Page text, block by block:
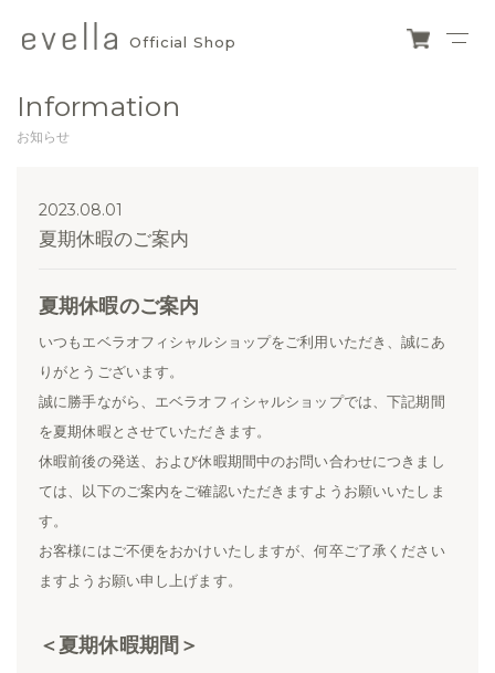
official
shop
Official Shop
Information
お知らせ
2023.08.01
夏期休暇のご案内
夏期休暇のご案内
いつもエベラオフィシャルショップをご利用いただき、誠にあ
りがとうございます。
誠に勝手ながら、エベラオフィシャルショップでは、下記期間
を夏期休暇とさせていただきます。
休暇前後の発送、および休暇期間中のお問い合わせにつきまし
ては、以下のご案内をご確認いただきますようお願いいたしま
す。
お客様にはご不便をおかけいたしますが、何卒ご了承ください
ますようお願い申し上げます。
＜夏期休暇期間＞